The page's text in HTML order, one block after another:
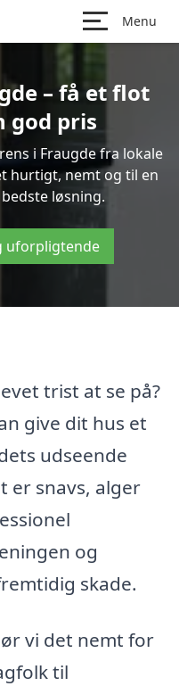
Menu
– få et flot
god pris
i Fraugde fra lokale
hurtigt, nemt og til en
løsning.
uforpligtende
trist at se på?
give dit hus et
udseende
er snavs, alger
og
skade.
vi det nemt for
til